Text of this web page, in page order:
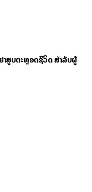
າສູບຕະຫຼອດຊີວິດ ສຳລັບຜູ້